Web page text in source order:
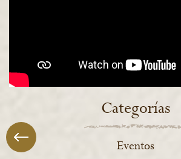
Categorías
Eventos